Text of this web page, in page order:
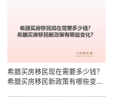
希腊买房移民现在需要多少钱？
希腊买房移民新政策有哪些变